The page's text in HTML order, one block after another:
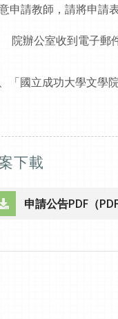
申請教師，請將申請
室收到電子郵件申
國立成功大學文學院
下載
申請公告PDF（PDF
（另開新視窗）